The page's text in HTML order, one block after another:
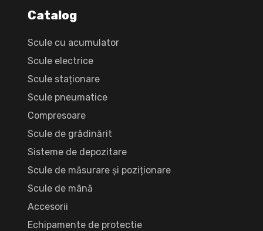
Catalog
Scule cu acumulator
Scule electrice
Scule staționare
Scule pneumatice
Compresoare
Scule de grădinărit
Sisteme de depozitare
Scule de măsurare și poziționare
Scule de mână
Accesorii
Echipamente de protectie